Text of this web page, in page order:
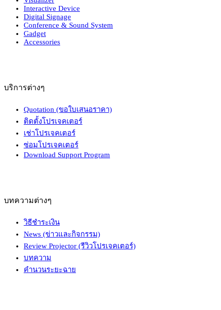
Interactive Device
Digital Signage
Conference & Sound System
Gadget
Accessories
บริการต่างๆ
Quotation (ขอใบเสนอราคา)
ติดตั้งโปรเจคเตอร์
เช่าโปรเจคเตอร์
ซ่อมโปรเจคเตอร์
Download Support Program
บทความต่างๆ
วิธีชำระเงิน
News (ข่าวและกิจกรรม)
Review Projector (รีวิวโปรเจคเตอร์)
บทความ
คำนวนระยะฉาย